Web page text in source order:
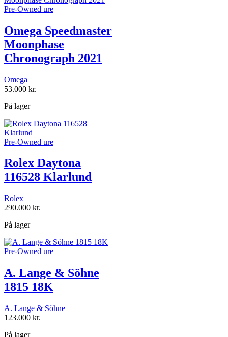
Pre-Owned ure
Omega Speedmaster
Moonphase
Chronograph 2021
Omega
53.000 kr.
På lager
Pre-Owned ure
Rolex Daytona
116528 Klarlund
Rolex
290.000 kr.
På lager
Pre-Owned ure
A. Lange & Söhne
1815 18K
A. Lange & Söhne
123.000 kr.
På lager